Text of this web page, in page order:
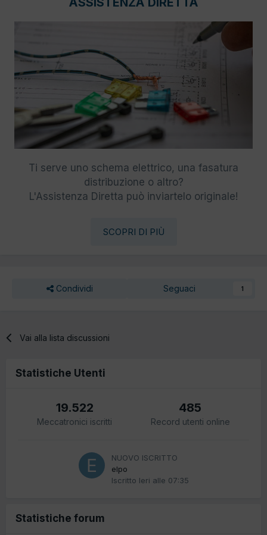
Ti serve uno schema elettrico, una fasatura
distribuzione o altro?
L'Assistenza Diretta può inviartelo originale!
SCOPRI DI PIÙ
Condividi Seguaci 1
Vai alla lista discussioni
Statistiche Utenti
19.522
Meccatronici iscritti
485
Record utenti online
NUOVO ISCRITTO
elpo
Iscritto Ieri alle 07:35
Statistiche forum